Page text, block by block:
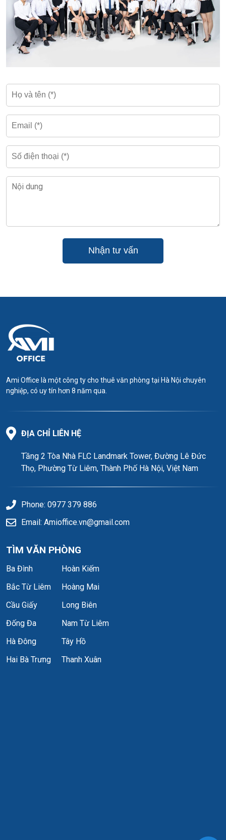
Ami Office là một công ty cho thuê văn phòng tại Hà Nội chuyên
nghiệp, có uy tín hơn 8 năm qua.
ĐỊA CHỈ LIÊN HỆ
Tầng 2 Tòa Nhà FLC Landmark Tower, Đường Lê Đức
Thọ, Phường Từ Liêm, Thành Phố Hà Nội, Việt Nam
Phone: 0977 379 886
Email: Amioffice.vn@gmail.com
TÌM VĂN PHÒNG
Ba Đình
Bắc Từ Liêm
Cầu Giấy
Đống Đa
Hà Đông
Hai Bà Trưng
Hoàn Kiếm
Hoàng Mai
Long Biên
Nam Từ Liêm
Tây Hồ
Thanh Xuân